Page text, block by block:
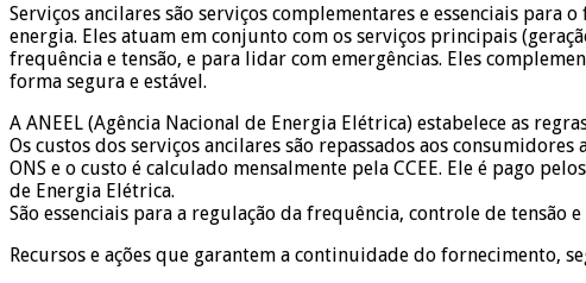
Serviços ancilares são serviços complementares e essenciais
energia. Eles atuam em conjunto com os serviços principais
frequência e tensão, e para lidar com emergências. Eles
forma segura e estável.
A ANEEL (Agência Nacional de Energia Elétrica) estabelece as
Os custos dos serviços ancilares são repassados aos
ONS e o custo é calculado mensalmente pela CCEE. Ele é pago
de Energia Elétrica.
São essenciais para a regulação da frequência, controle de
Recursos e ações que garantem a continuidade do fornecimento,